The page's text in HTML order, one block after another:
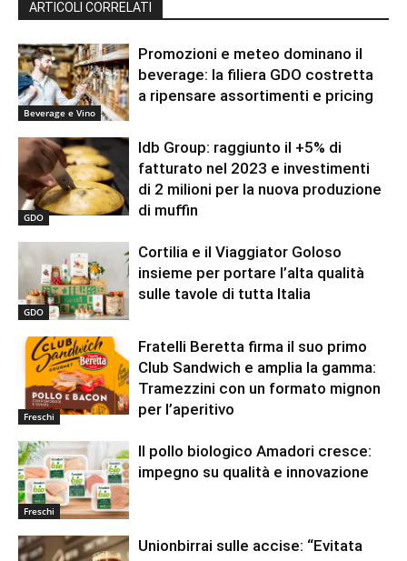
ARTICOLI CORRELATI
Beverage e Vino
Promozioni e meteo dominano il
beverage: la filiera GDO costretta
a ripensare assortimenti e pricing
GDO
Idb Group: raggiunto il +5% di
fatturato nel 2023 e investimenti
di 2 milioni per la nuova produzione
di muffin
GDO
Cortilia e il Viaggiator Goloso
insieme per portare l’alta qualità
sulle tavole di tutta Italia
Freschi
Fratelli Beretta firma il suo primo
Club Sandwich e amplia la gamma:
Tramezzini con un formato mignon
per l’aperitivo
Freschi
Il pollo biologico Amadori cresce:
impegno su qualità e innovazione
Unionbirrai sulle accise: “Evitata